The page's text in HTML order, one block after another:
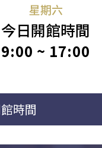
星期六
今日開館時間
9:00 ~ 17:00
時間